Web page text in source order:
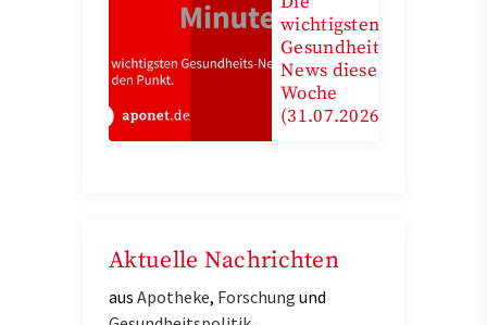
wichtigsten
Gesundheits-
News diese
Woche
(31.07.2026)
Aktuelle Nachrichten
aus Apotheke, Forschung und